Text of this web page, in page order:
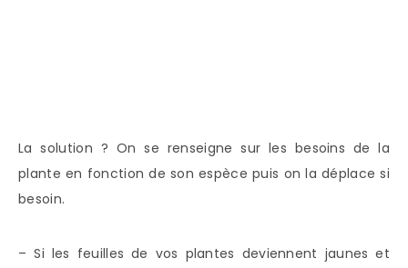
La solution ? On se renseigne sur les besoins de la
plante en fonction de son espèce puis on la déplace si
besoin.
– Si les feuilles de vos plantes deviennent jaunes et